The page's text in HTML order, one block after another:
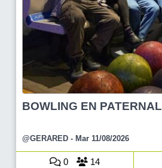
BOWLING EN PATERNAL
@GERARED - Mar 11/08/2026
0 14